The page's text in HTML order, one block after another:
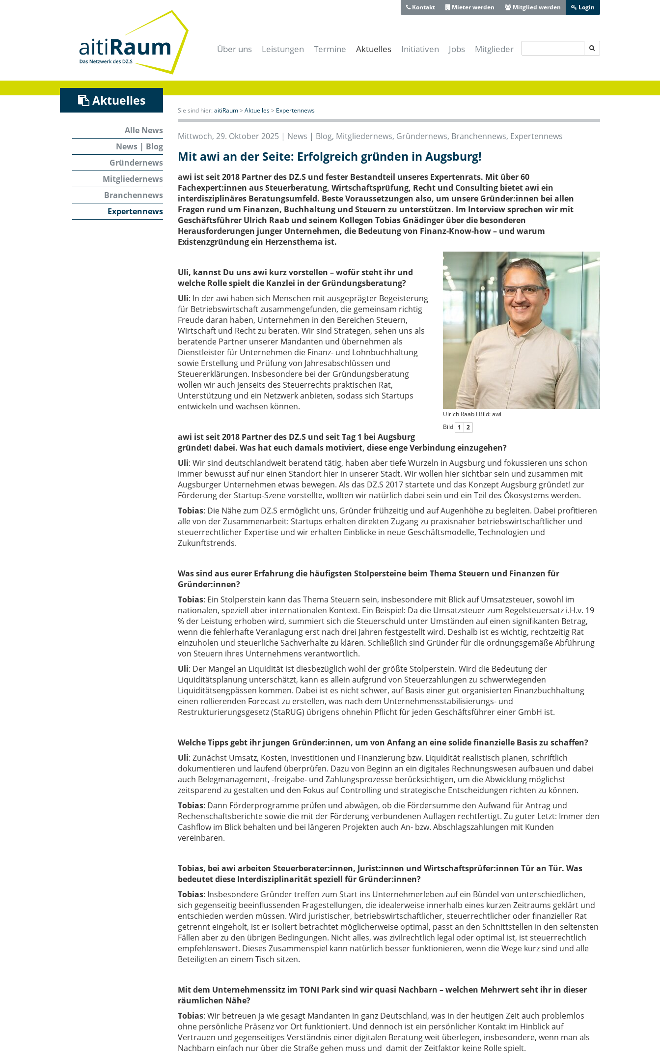
Über uns
Historie
Technologie- und Gründerzentrum
Verein
Förderer und Partner
Presse- und Mediacenter
Leistungen
Für Unternehmer
Für Forschung & Lehre
Für Anwender
Für Studenten & Absolventen
Für Experten
Meeting- & Eventräume mieten
Coworking Space
Termine
aitiRaum Termine
Mitglieder Termine
Archiv
Aktuelles
News | Blog
Gründernews
Branchennews
Expertennews
Initiativen
Bayerisches IT-Sicherheitscluster e.V.
eBusiness-Lotse Schwaben
Digitales Zentrum Schwaben
IT-Offensive Bayerisch-Schwaben
Start-Up Augsburg
Jobs Mitglieder
Kontakt Mieter werden Mitglied werden Login
Aktuelles
Alle News
News | Blog
Gründernews
Mitgliedernews
Branchennews
Expertennews
Sie sind hier: aitiRaum> Aktuelles> Expertennews
Mittwoch, 29. Oktober 2025 | News | Blog, Mitgliedernews, Gründernews, Branchennews, Expertennews
Mit awi an der Seite: Erfolgreich gründen in Augsburg!
awi ist seit 2018 Partner des DZ.S und fester Bestandteil unseres Expertenrats. Mit über 60
Fachexpert:innen aus Steuerberatung, Wirtschaftsprüfung, Recht und Consulting bietet awi ein
interdisziplinäres Beratungsumfeld. Beste Voraussetzungen also, um unsere Gründer:innen bei allen
Fragen rund um Finanzen, Buchhaltung und Steuern zu unterstützen. Im Interview sprechen wir mit
Geschäftsführer Ulrich Raab und seinem Kollegen Tobias Gnädinger über die besonderen
Herausforderungen junger Unternehmen, die Bedeutung von Finanz-Know-how – und warum
Existenzgründung ein Herzensthema ist.
Ulrich Raab I Bild: awi
Bild 1 2
Uli, kannst Du uns awi kurz vorstellen – wofür steht ihr und
welche Rolle spielt die Kanzlei in der Gründungsberatung?
Uli: In der awi haben sich Menschen mit ausgeprägter Begeisterung
für Betriebswirtschaft zusammengefunden, die gemeinsam richtig
Freude daran haben, Unternehmen in den Bereichen Steuern,
Wirtschaft und Recht zu beraten. Wir sind Strategen, sehen uns als
beratende Partner unserer Mandanten und übernehmen als
Dienstleister für Unternehmen die Finanz- und Lohnbuchhaltung
sowie Erstellung und Prüfung von Jahresabschlüssen und
Steuererklärungen. Insbesondere bei der Gründungsberatung
wollen wir auch jenseits des Steuerrechts praktischen Rat,
Unterstützung und ein Netzwerk anbieten, sodass sich Startups
entwickeln und wachsen können.
awi ist seit 2018 Partner des DZ.S und seit Tag 1 bei Augsburg
gründet! dabei. Was hat euch damals motiviert, diese enge Verbindung einzugehen?
Uli: Wir sind deutschlandweit beratend tätig, haben aber tiefe Wurzeln in Augsburg und fokussieren uns schon
immer bewusst auf nur einen Standort hier in unserer Stadt. Wir wollen hier sichtbar sein und zusammen mit
Augsburger Unternehmen etwas bewegen. Als das DZ.S 2017 startete und das Konzept Augsburg gründet! zur
Förderung der Startup-Szene vorstellte, wollten wir natürlich dabei sein und ein Teil des Ökosystems werden.
Tobias: Die Nähe zum DZ.S ermöglicht uns, Gründer frühzeitig und auf Augenhöhe zu begleiten. Dabei profitieren
alle von der Zusammenarbeit: Startups erhalten direkten Zugang zu praxisnaher betriebswirtschaftlicher und
steuerrechtlicher Expertise und wir erhalten Einblicke in neue Geschäftsmodelle, Technologien und
Zukunftstrends.
Was sind aus eurer Erfahrung die häufigsten Stolpersteine beim Thema Steuern und Finanzen für
Gründer:innen?
Tobias: Ein Stolperstein kann das Thema Steuern sein, insbesondere mit Blick auf Umsatzsteuer, sowohl im
nationalen, speziell aber internationalen Kontext. Ein Beispiel: Da die Umsatzsteuer zum Regelsteuersatz i.H.v. 19
% der Leistung erhoben wird, summiert sich die Steuerschuld unter Umständen auf einen signifikanten Betrag,
wenn die fehlerhafte Veranlagung erst nach drei Jahren festgestellt wird. Deshalb ist es wichtig, rechtzeitig Rat
einzuholen und steuerliche Sachverhalte zu klären. Schließlich sind Gründer für die ordnungsgemäße Abführung
von Steuern ihres Unternehmens verantwortlich.
Uli: Der Mangel an Liquidität ist diesbezüglich wohl der größte Stolperstein. Wird die Bedeutung der
Liquiditätsplanung unterschätzt, kann es allein aufgrund von Steuerzahlungen zu schwerwiegenden
Liquiditätsengpässen kommen. Dabei ist es nicht schwer, auf Basis einer gut organisierten Finanzbuchhaltung
einen rollierenden Forecast zu erstellen, was nach dem Unternehmensstabilisierungs- und
Restrukturierungsgesetz (StaRUG) übrigens ohnehin Pflicht für jeden Geschäftsführer einer GmbH ist.
Welche Tipps gebt ihr jungen Gründer:innen, um von Anfang an eine solide finanzielle Basis zu schaffen?
Uli: Zunächst Umsatz, Kosten, Investitionen und Finanzierung bzw. Liquidität realistisch planen, schriftlich
dokumentieren und laufend überprüfen. Dazu von Beginn an ein digitales Rechnungswesen aufbauen und dabei
auch Belegmanagement, -freigabe- und Zahlungsprozesse berücksichtigen, um die Abwicklung möglichst
zeitsparend zu gestalten und den Fokus auf Controlling und strategische Entscheidungen richten zu können.
Tobias: Dann Förderprogramme prüfen und abwägen, ob die Fördersumme den Aufwand für Antrag und
Rechenschaftsberichte sowie die mit der Förderung verbundenen Auflagen rechtfertigt. Zu guter Letzt: Immer den
Cashflow im Blick behalten und bei längeren Projekten auch An- bzw. Abschlagszahlungen mit Kunden
vereinbaren.
Tobias, bei awi arbeiten Steuerberater:innen, Jurist:innen und Wirtschaftsprüfer:innen Tür an Tür. Was
bedeutet diese Interdisziplinarität speziell für Gründer:innen?
Tobias: Insbesondere Gründer treffen zum Start ins Unternehmerleben auf ein Bündel von unterschiedlichen,
sich gegenseitig beeinflussenden Fragestellungen, die idealerweise innerhalb eines kurzen Zeitraums geklärt und
entschieden werden müssen. Wird juristischer, betriebswirtschaftlicher, steuerrechtlicher oder finanzieller Rat
getrennt eingeholt, ist er isoliert betrachtet möglicherweise optimal, passt an den Schnittstellen in den seltensten
Fällen aber zu den übrigen Bedingungen. Nicht alles, was zivilrechtlich legal oder optimal ist, ist steuerrechtlich
empfehlenswert. Dieses Zusammenspiel kann natürlich besser funktionieren, wenn die Wege kurz sind und alle
Beteiligten an einem Tisch sitzen.
Mit dem Unternehmenssitz im TONI Park sind wir quasi Nachbarn – welchen Mehrwert seht ihr in dieser
räumlichen Nähe?
Tobias: Wir betreuen ja wie gesagt Mandanten in ganz Deutschland, was in der heutigen Zeit auch problemlos
ohne persönliche Präsenz vor Ort funktioniert. Und dennoch ist ein persönlicher Kontakt im Hinblick auf
Vertrauen und gegenseitiges Verständnis einer digitalen Beratung weit überlegen, insbesondere, wenn man als
Nachbarn einfach nur über die Straße gehen muss und damit der Zeitfaktor keine Rolle spielt.